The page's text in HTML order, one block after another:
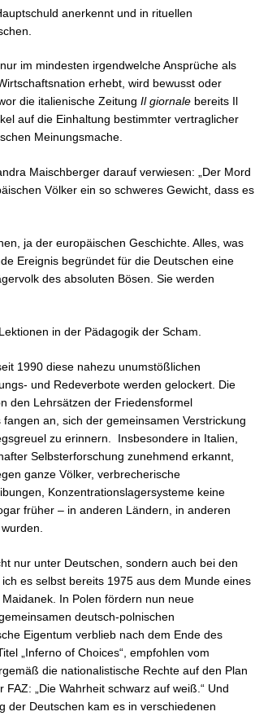
anerkennt und in rituellen
im mindesten irgendwelche Ansprüche als
erhebt, wird bewusst oder
die italienische Zeitung Il giornale bereits Il
auf die Einhaltung bestimmter vertraglicher
Meinungsmache.
Maischberger darauf verwiesen: „Der Mord
Völker ein so schweres Gewicht, dass es
ja der europäischen Geschichte. Alles, was
Ereignis begründet für die Deutschen eine
des absoluten Bösen. Sie werden
in der Pädagogik der Scham.
1990 diese nahezu unumstößlichen
und Redeverbote werden gelockert. Die
den Lehrsätzen der Friedensformel
an, sich der gemeinsamen Verstrickung
zu erinnern. Insbesondere in Italien,
Selbsterforschung zunehmend erkannt,
ganze Völker, verbrecherische
Konzentrationslagersysteme keine
früher – in anderen Ländern, in anderen
nur unter Deutschen, sondern auch bei den
es selbst bereits 1975 aus dem Munde eines
In Polen fördern nun neue
deutsch-polnischen
Eigentum verblieb nach dem Ende des
„Inferno of Choices“, empfohlen vom
die nationalistische Rechte auf den Plan
„Die Wahrheit schwarz auf weiß.“ Und
der Deutschen kam es in verschiedenen